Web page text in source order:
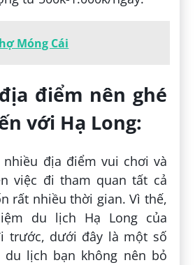
Móng Cái
điểm nên ghé
với Hạ Long:
nhiều địa điểm vui chơi và
việc đi tham quan tất cả
rất nhiều thời gian. Vì thế,
du lịch Hạ Long của
trước, dưới đây là một số
lịch bạn không nên bỏ